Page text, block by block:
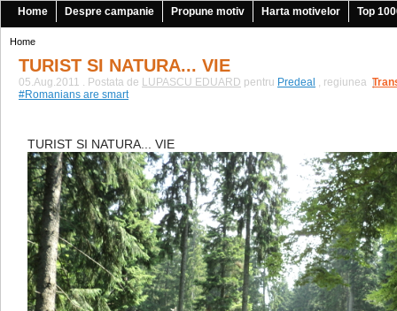
Home Despre campanie Propune motiv Harta motivelor Top
Home
TURIST SI NATURA... VIE
05.Aug.2011 . Postata de LUPASCU EDUARD pentru Predeal , regiunea |
#Romanians are smart
TURIST SI NATURA... VIE